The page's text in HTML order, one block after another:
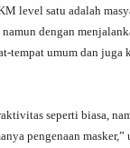
level satu adalah
dengan
tempat umum dan juga
seperti biasa,
pengenaan masker,”